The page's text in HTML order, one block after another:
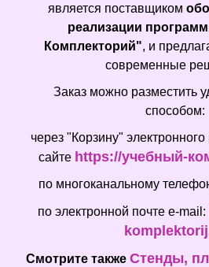
является поставщиком
реализации
Комплекторий", и
современные
Заказ можно разместить
способом:
через "Корзину"
сайте https://учебный-
по многоканальному
по электронной почте e-mail:
Смотрите также Стенды,